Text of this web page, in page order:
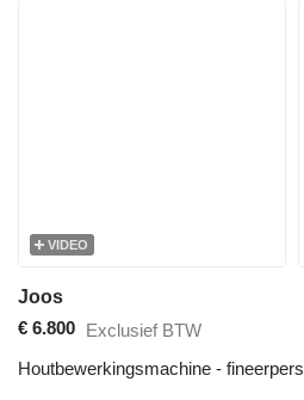
VIDEO
Joos
€ 6.800 Exclusief BTW
Houtbewerkingsmachine - fineerpers